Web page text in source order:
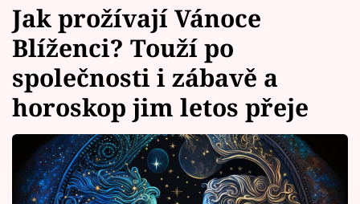
Témata
Celebrity
Vztahy
Seriály
Jak prožívají Vánoce
Blíženci? Touží po
společnosti i zábavě a
horoskop jim letos přeje